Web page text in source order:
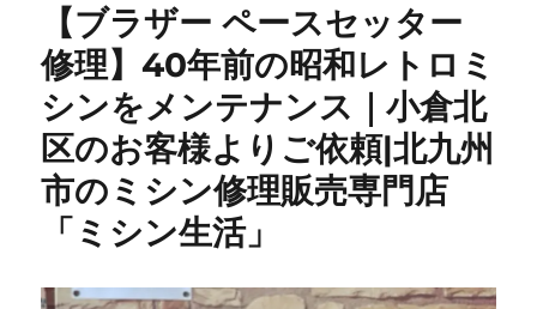
事
例】
ブ
ラ
ー
ペ
ー
タ
【ブラザー ペースセッター
修理】40年前の昭和レトロミ
シンをメンテナンス｜小倉北
区のお客様よりご依頼|北九州
市のミシン修理販売専門店
「ミシン生活」